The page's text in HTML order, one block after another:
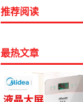
推荐阅读
最热文章